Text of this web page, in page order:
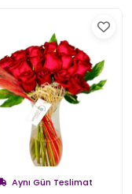
Aynı Gün Teslimat